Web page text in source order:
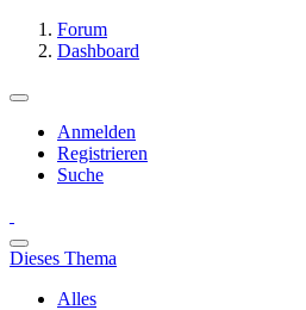
Forum
Dashboard
Anmelden
Registrieren
Suche
Dieses Thema
Alles